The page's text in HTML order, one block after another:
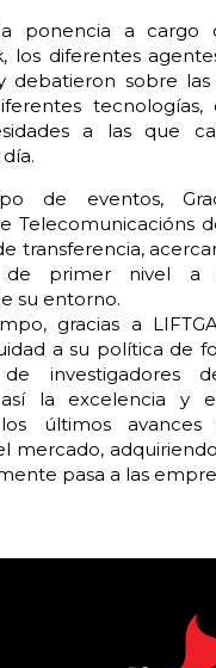
ponencia a cargo
los diferentes
debatieron sobre
tecnologías,
a las que
de eventos,
Telecomunicacións
transferencia,
de primer nivel a
su entorno.
gracias a
a su política de
investigadores
la excelencia y
últimos avances
mercado,
pasa a las